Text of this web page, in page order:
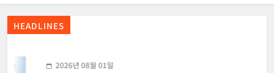
[EU] 틱톡의 아동 보호 미흡 관련 예비 조사결과 발표
HEADLINES
2026년 08월 01일